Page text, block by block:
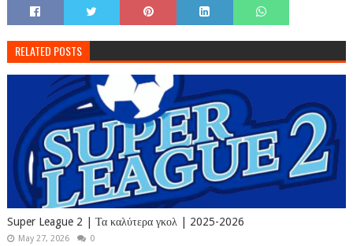
RELATED POSTS
Super League 2 | Τα καλύτερα γκολ | 2025-2026
May 27, 2026 0